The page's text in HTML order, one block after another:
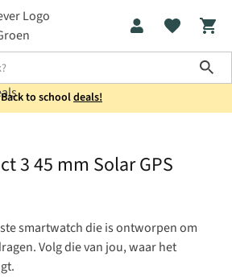
Back to schooldeals!
3 45 mm Solar GPS
smartwatch die is ontworpen om
Volg die van jou, waar het